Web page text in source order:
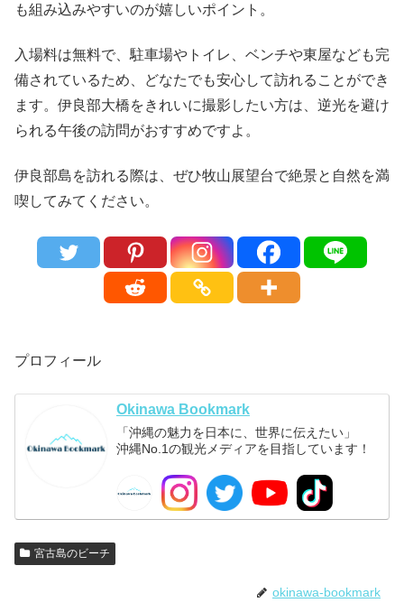
も組み込みやすいのが嬉しいポイント。
入場料は無料で、駐車場やトイレ、ベンチや東屋なども完
備されているため、どなたでも安心して訪れることができ
ます。伊良部大橋をきれいに撮影したい方は、逆光を避け
られる午後の訪問がおすすめですよ。
伊良部島を訪れる際は、ぜひ牧山展望台で絶景と自然を満
喫してみてください。
プロフィール
Okinawa Bookmark
「沖縄の魅力を日本に、世界に伝えたい」
沖縄No.1の観光メディアを目指しています！
宮古島のビーチ
okinawa-bookmark